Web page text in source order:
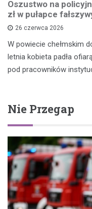
Oszustwo na
zł w pułapce
26 czerwca 2026
W powiecie chełmskim
letnia kobieta padła
pod pracowników
Nie Przegap